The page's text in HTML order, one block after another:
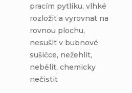
pracím pytlíku, vlhké
rozložit a vyrovnat na
rovnou plochu,
nesušit v bubnové
sušičce, nežehlit,
nebělit, chemicky
nečistit